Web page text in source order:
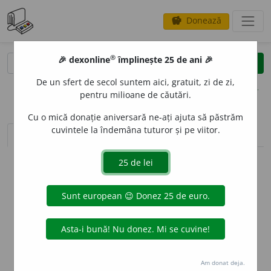
savings Donează
clear
opțiuni
sinteza definițiilor (1) definiții (10) declinări
info
Aceste definiții sunt compilate de
echipa dexonline. Definițiile
originale se află pe filadefiniții.
preferințe
🎉 dexonline® împlinește 25 de ani 🎉
De un sfert de secol suntem aici, gratuit, zi de zi,
pentru milioane de căutări.
Cu o mică donație aniversară ne-ați ajuta să păstrăm
cuvintele la îndemâna tuturor și pe viitor.
Am donat deja.